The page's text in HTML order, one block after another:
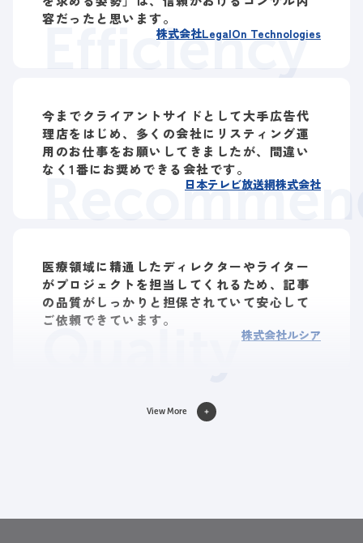
Efficiency
容だったと思います。
株式会社LegalOn Technologies
今までクライアントサイドとして大手広告代
理店をはじめ、多くの会社にリスティング運
用のお仕事をお願いしてきましたが、間違い
なく1番にお奨めできる会社です。
日本テレビ放送網株式会社
医療領域に精通したディレクターやライター
がプロジェクトを担当してくれるため、記事
の品質がしっかりと担保されていて安心して
ご依頼できています。
株式会社ルシア
View More